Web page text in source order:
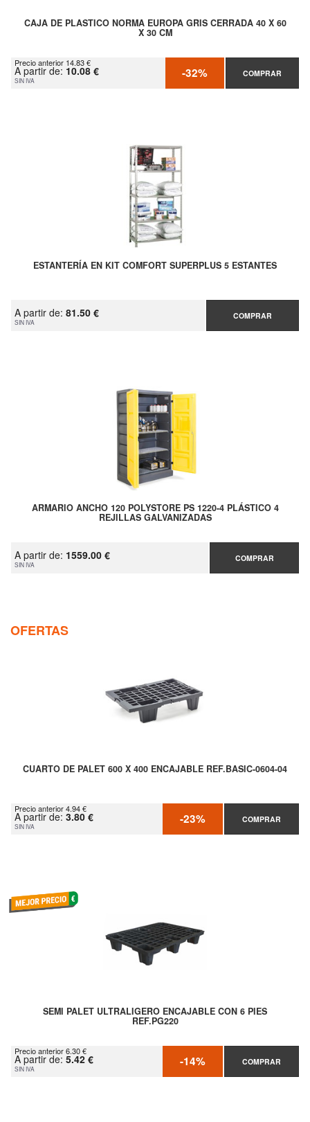
CAJA DE PLASTICO NORMA EUROPA GRIS CERRADA 40 X 60
X 30 CM
Precio anterior 14.83 €
A partir de: 10.08 €
SIN IVA -32% COMPRAR
ESTANTERÍA EN KIT COMFORT SUPERPLUS 5 ESTANTES
A partir de: 81.50 €
SIN IVA
COMPRAR
ARMARIO ANCHO 120 POLYSTORE PS 1220-4 PLÁSTICO 4
REJILLAS GALVANIZADAS
A partir de: 1559.00 €
SIN IVA
COMPRAR
OFERTAS
CUARTO DE PALET 600 X 400 ENCAJABLE REF.BASIC-0604-04
Precio anterior 4.94 €
A partir de: 3.80 €
SIN IVA -23% COMPRAR
SEMI PALET ULTRALIGERO ENCAJABLE CON 6 PIES
REF.PG220
Precio anterior 6.30 €
A partir de: 5.42 €
SIN IVA -14% COMPRAR